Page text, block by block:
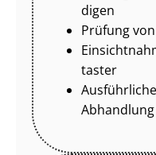
di­gen
Prüfung
tas­ter
Abhandlung